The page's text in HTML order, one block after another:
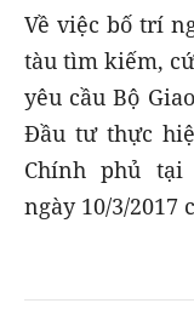
Về việc bố trí
tàu tìm kiếm,
yêu cầu Bộ
Đầu tư thực
Chính phủ tại
ngày 10/3/2017